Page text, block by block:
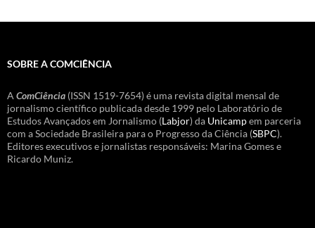
SOBRE A COMCIÊNCIA
A ComCiência (ISSN 1519-7654) é uma revista digital mensal de
jornalismo científico publicada desde 1999 pelo Laboratório de
Estudos Avançados em Jornalismo (Labjor) da Unicampem parceria
com a Sociedade Brasileira para o Progresso da Ciência (SBPC).
Editores executivos e jornalistas responsáveis: Marina Gomes e
Ricardo Muniz.